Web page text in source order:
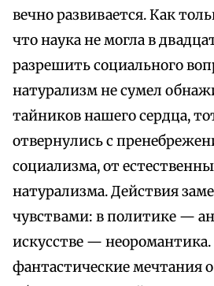
вечно развивается. Как
что наука не могла в
разрешить социального
натурализм не сумел
тайников нашего сердца,
отвернулись с
социализма, от
натурализма. Действия
чувствами: в политике —
искусстве —
фантастические мечтания